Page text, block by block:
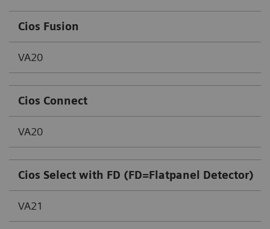
Cios Fusion
VA20
Cios Connect
VA20
Cios Select with FD (FD=Flatpanel Detector)
VA21